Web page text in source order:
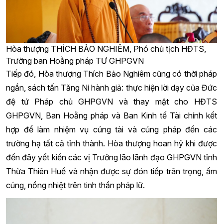
Hòa thượng THÍCH BẢO NGHIÊM, Phó chủ tịch HĐTS,
Trưởng ban Hoằng pháp TƯ GHPGVN
Tiếp đó, Hòa thượng Thích Bảo Nghiêm cũng có thời pháp
ngắn, sách tấn Tăng Ni hành giả: thực hiện lời dạy của Đức
đệ tứ Pháp chủ GHPGVN và thay mặt cho HĐTS
GHPGVN, Ban Hoằng pháp và Ban Kinh tế Tài chính kết
hợp để làm nhiệm vụ cúng tài và cúng pháp đến các
trường hạ tất cả tỉnh thành. Hòa thượng hoan hỷ khi được
đến đây yết kiến các vị Trưởng lão lãnh đạo GHPGVN tỉnh
Thừa Thiên Huế và nhận được sự đón tiếp trân trọng, ấm
cúng, nồng nhiệt trên tinh thần pháp lữ.